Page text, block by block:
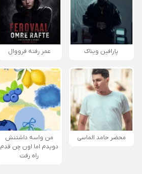
پارافين ویناک عمر رفته فرووال
محضر حامد الماسی
من واسه داشتنش
دویدم اما اون چن قدم
راه رفت